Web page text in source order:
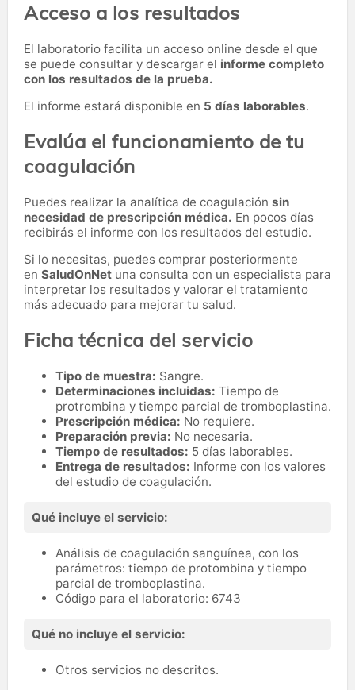
Acceso a los resultados
El laboratorio facilita un acceso online desde el que
se puede consultar y descargar el informe completo
con los resultados de la prueba.
El informe estará disponible en 5 días laborables.
Evalúa el funcionamiento de tu
coagulación
Puedes realizar la analítica de coagulación sin
necesidad de prescripción médica. En pocos días
recibirás el informe con los resultados del estudio.
Si lo necesitas, puedes comprar posteriormente
en SaludOnNet una consulta con un especialista para
interpretar los resultados y valorar el tratamiento
más adecuado para mejorar tu salud.
Ficha técnica del servicio
Tipo de muestra: Sangre.
Determinaciones incluidas: Tiempo de
protrombina y tiempo parcial de tromboplastina.
Prescripción médica: No requiere.
Preparación previa: No necesaria.
Tiempo de resultados: 5 días laborables.
Entrega de resultados: Informe con los valores
del estudio de coagulación.
Qué incluye el servicio:
Análisis de coagulación sanguínea, con los
parámetros: tiempo de protombina y tiempo
parcial de tromboplastina.
Código para el laboratorio: 6743
Qué no incluye el servicio:
Otros servicios no descritos.